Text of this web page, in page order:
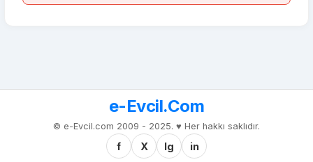
e-Evcil.Com
© e-Evcil.com 2009 - 2025. ♥️ Her hakkı saklıdır.
f X Ig in